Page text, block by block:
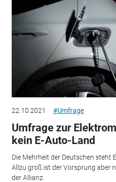
22.10.2021 #Umfrage
Umfrage zur
kein E-Auto-Land
Die Mehrheit der Deutschen steht
Allzu groß ist der Vorsprung aber
der Allianz.